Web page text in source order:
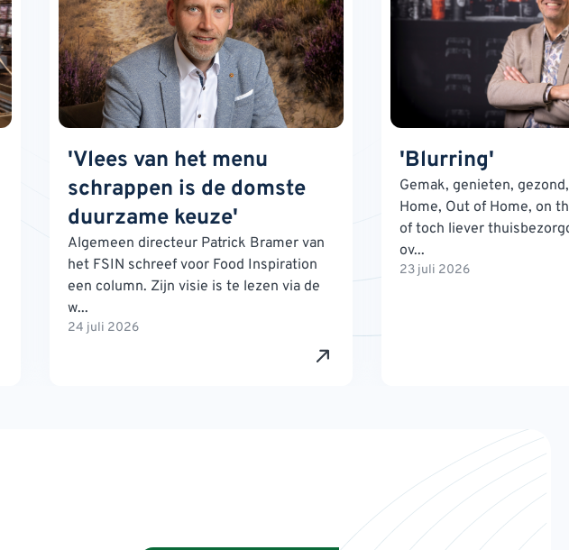
'Vlees van het menu
schrappen is de domste
duurzame keuze'
Algemeen directeur Patrick Bramer van
het FSIN schreef voor Food Inspiration
een column. Zijn visie is te lezen via de
w...
24 juli 2026
'Blurring'
Gemak, genieten,
Home, Out of Home, on
of toch liever
ov...
23 juli 2026